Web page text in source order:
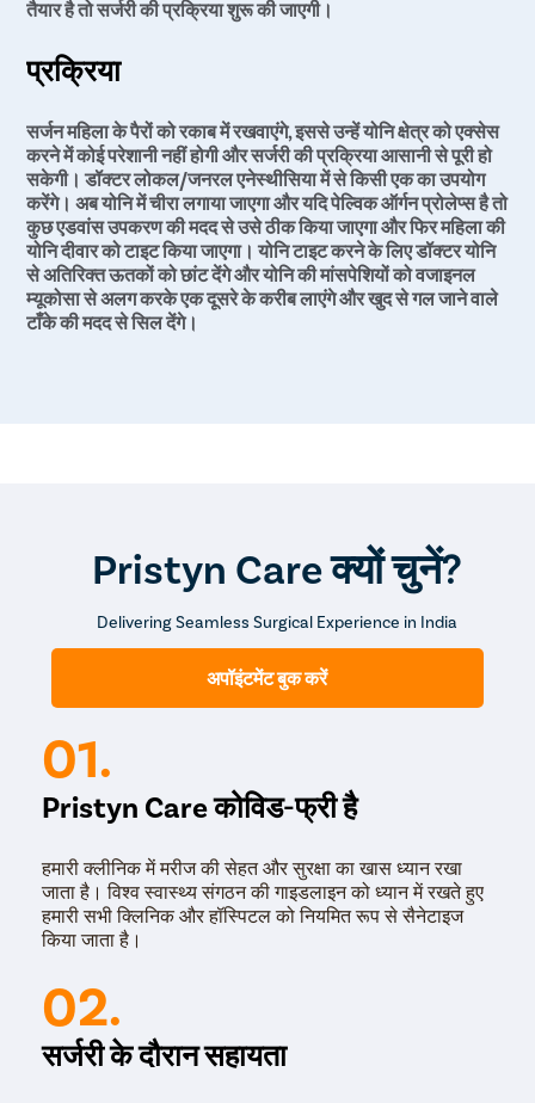
तैयार है तो सर्जरी की प्रक्रिया शुरू की जाएगी।
प्रक्रिया
सर्जन महिला के पैरों को रकाब में रखवाएंगे, इससे उन्हें योनि क्षेत्र को एक्सेस
करने में कोई परेशानी नहीं होगी और सर्जरी की प्रक्रिया आसानी से पूरी हो
सकेगी। डॉक्टर लोकल/जनरल एनेस्थीसिया में से किसी एक का उपयोग
करेंगे। अब योनि में चीरा लगाया जाएगा और यदि पेल्विक ऑर्गन प्रोलेप्स है तो
कुछ एडवांस उपकरण की मदद से उसे ठीक किया जाएगा और फिर महिला की
योनि दीवार को टाइट किया जाएगा। योनि टाइट करने के लिए डॉक्टर योनि
से अतिरिक्त ऊतकों को छांट देंगे और योनि की मांसपेशियों को वजाइनल
म्यूकोसा से अलग करके एक दूसरे के करीब लाएंगे और खुद से गल जाने वाले
टाँके की मदद से सिल देंगे।
Pristyn Care क्यों चुनें?
Delivering Seamless Surgical Experience in India
अपॉइंटमेंट बुक करें
01.
Pristyn Care कोविड-फ्री है
हमारी क्लीनिक में मरीज की सेहत और सुरक्षा का खास ध्यान रखा
जाता है। विश्व स्वास्थ्य संगठन की गाइडलाइन को ध्यान में रखते हुए
हमारी सभी क्लिनिक और हॉस्पिटल को नियमित रूप से सैनेटाइज
किया जाता है।
02.
सर्जरी के दौरान सहायता